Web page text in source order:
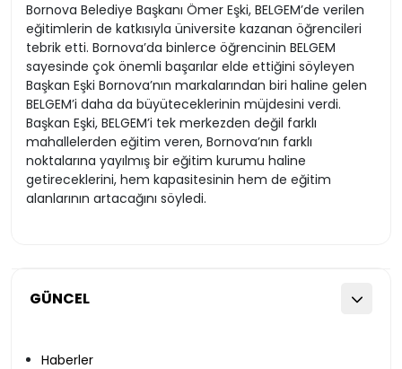
GÜNCEL
Haberler
Bornova Belediye Başkanı Ömer Eşki, BELGEM’de verilen
eğitimlerin de katkısıyla üniversite kazanan öğrencileri
tebrik etti. Bornova’da binlerce öğrencinin BELGEM
sayesinde çok önemli başarılar elde ettiğini söyleyen
Başkan Eşki Bornova’nın markalarından biri haline gelen
BELGEM’i daha da büyüteceklerinin müjdesini verdi.
Başkan Eşki, BELGEM’i tek merkezden değil farklı
mahallelerden eğitim veren, Bornova’nın farklı
noktalarına yayılmış bir eğitim kurumu haline
getireceklerini, hem kapasitesinin hem de eğitim
alanlarının artacağını söyledi.